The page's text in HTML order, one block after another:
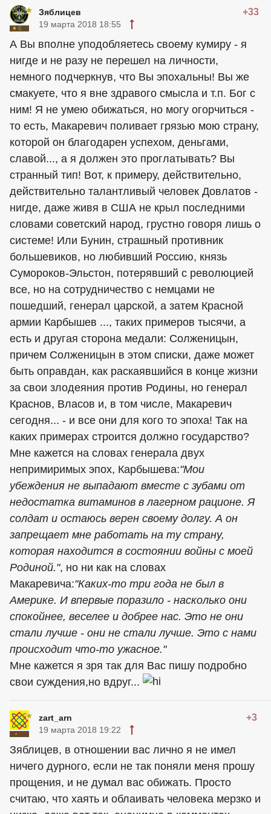
Зяблицев +33
19 марта 2018 18:55
А Вы вполне уподобляетесь своему кумиру - я
нигде и не разу не перешел на личности,
немного подчеркнув, что Вы эпохальны! Вы же
смакуете, что я вне здравого смысла и т.п. Бог с
ним! Я не умею обижаться, но могу огорчиться -
то есть, Макаревич поливает грязью мою страну,
которой он благодарен успехом, деньгами,
славой..., а я должен это проглатывать? Вы
странный тип! Вот, к примеру, действительно,
действительно талантливый человек Довлатов -
нигде, даже живя в США не крыл последними
словами советский народ, грустно говоря лишь о
системе! Или Бунин, страшный противник
большевиков, но любивший Россию, князь
Сумороков-Эльстон, потерявший с революцией
все, но на сотрудничество с немцами не
пошедший, генерал царской, а затем Красной
армии Карбышев ..., таких примеров тысячи, а
есть и другая сторона медали: Солженицын,
причем Солженицын в этом списки, даже может
быть оправдан, как раскаявшийся в конце жизни
за свои злодеяния против Родины, но генерал
Краснов, Власов и, в том числе, Макаревич
сегодня... - и все они для кого то эпоха! Так на
каких примерах строится должно государство?
Мне кажется на словах генерала двух
непримиримых эпох, Карбышева:"Мои
убеждения не выпадают вместе с зубами от
недостатка витаминов в лагерном рационе. Я
солдат и остаюсь верен своему долгу. А он
запрещает мне работать на ту страну,
которая находится в состоянии войны с моей
Родиной.", но ни как на словах
Макаревича:"Каких-то три года не был в
Америке. И впервые поразило - насколько они
спокойнее, веселее и добрее нас. Это не они
стали лучше - они не стали лучше. Это с нами
происходит что-то ужасное."
Мне кажется я зря так для Вас пишу подробно
свои суждения,но вдруг...
zart_arn +3
19 марта 2018 19:22
Зяблицев, в отношении вас лично я не имел
ничего дурного, если не так поняли меня прошу
прощения, и не думал вас обижать. Просто
считаю, что хаять и облаивать человека мерзко и